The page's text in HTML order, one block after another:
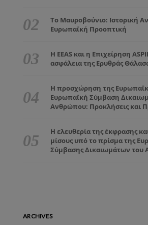
Το Μαυροβούνιο: Ιστορική
Ευρωπαϊκή Προοπτική
Η EEAS και η Επιχείρηση
ασφάλεια της Ερυθράς
Η προσχώρηση της
Ευρωπαϊκή Σύμβαση
Ανθρώπου: Προκλήσεις και
Η ελευθερία της έκφρασης
μίσους υπό το πρίσμα της
Σύμβασης Δικαιωμάτων του
ARCHIVES